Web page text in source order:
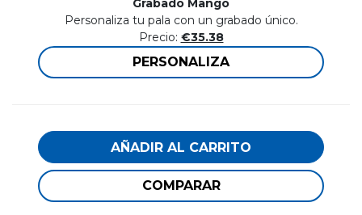
Grabado Mango
Personaliza tu pala con un grabado único.
Precio: €35.38
PERSONALIZA
AÑADIR AL CARRITO
COMPARAR